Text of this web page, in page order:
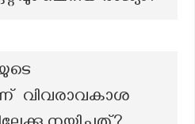
വിവരാവകാശ